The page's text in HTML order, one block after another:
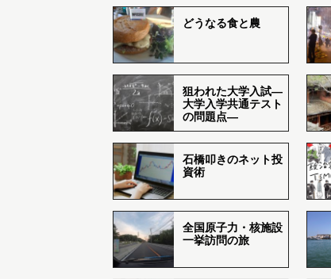
どうなる食と農
狙われた大学入試―
大学入学共通テスト
の問題点―
石橋叩きのネット投
資術
全国原子力・核施設
一挙訪問の旅